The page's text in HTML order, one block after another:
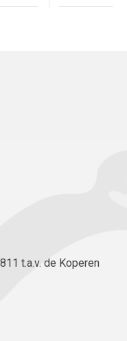
t.a.v. de Koperen